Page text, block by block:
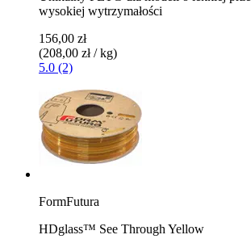
wysokiej wytrzymałości
156,00 zł
(208,00 zł / kg)
5.0 (2)
FormFutura
HDglass™ See Through Yellow